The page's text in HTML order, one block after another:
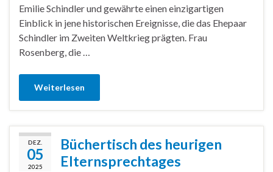
Emilie Schindler und gewährte einen einzigartigen
Einblick in jene historischen Ereignisse, die das Ehepaar
Schindler im Zweiten Weltkrieg prägten. Frau
Rosenberg, die …
Weiterlesen
DEZ.
05
2025
Büchertisch des heurigen
Elternsprechtages